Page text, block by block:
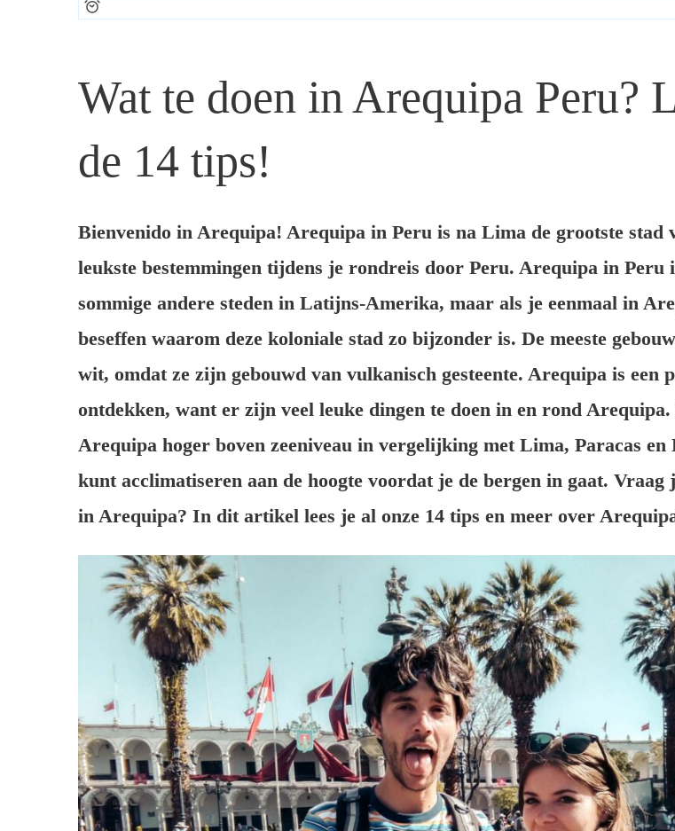
Wat te doen in Arequipa Peru?
de 14 tips!
Bienvenido in Arequipa! Arequipa in Peru is na Lima de grootste stad
leukste bestemmingen tijdens je rondreis door Peru. Arequipa in Peru
sommige andere steden in Latijns-Amerika, maar als je eenmaal in
beseffen waarom deze koloniale stad zo bijzonder is. De meeste
wit, omdat ze zijn gebouwd van vulkanisch gesteente. Arequipa is een
ontdekken, want er zijn veel leuke dingen te doen in en rond
Arequipa hoger boven zeeniveau in vergelijking met Lima, Paracas en
kunt acclimatiseren aan de hoogte voordat je de bergen in gaat.
in Arequipa? In dit artikel lees je al onze 14 tips en meer over